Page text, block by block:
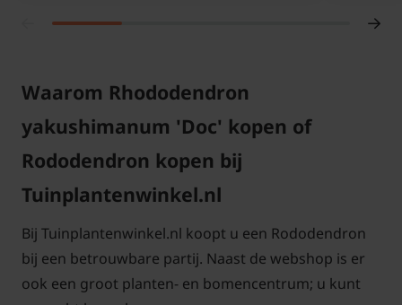
Waarom Rhododendron
yakushimanum 'Doc' kopen of
Rododendron kopen bij
Tuinplantenwinkel.nl
Bij Tuinplantenwinkel.nl koopt u een Rododendron
bij een betrouwbare partij. Naast de webshop is er
ook een groot planten- en bomencentrum; u kunt